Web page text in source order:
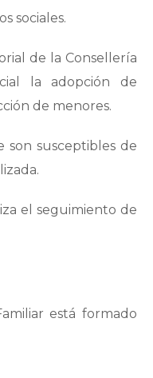
sociales.
de la Consellería
la adopción de
de menores.
son susceptibles de
el seguimiento de
está formado